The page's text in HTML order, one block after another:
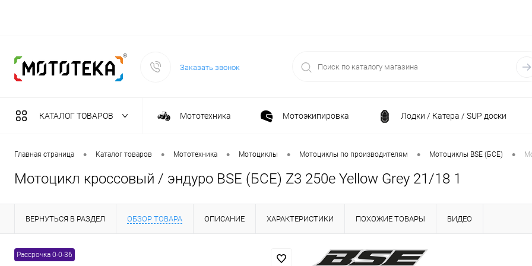
Заказать звонок
КАТАЛОГ ТОВАРОВ Мототехника Мотоэкипировка Лодки / Катера / SUP доски
Садовая техника Спортивные товары / Велосипеды / Самокаты
Масла и тех. жидкости Генераторы и электростанции
Инструмент Климатическая техника Принадлежности для
Сварочное оборудование Силовая техника
Главная страница • Каталог товаров • Мототехника • Мотоциклы • Мотоциклы по производителям • Мотоциклы BSE (БСЕ) •
Мотоцикл кроссовый / эндуро BSE (БСЕ) Z3 250e Yellow Grey 21/18 1
ВЕРНУТЬСЯ В РАЗДЕЛ ОБЗОР ТОВАРА ОПИСАНИЕ ХАРАКТЕРИСТИКИ ПОХОЖИЕ ТОВАРЫ ВИДЕО
Рассрочка 0-0-36